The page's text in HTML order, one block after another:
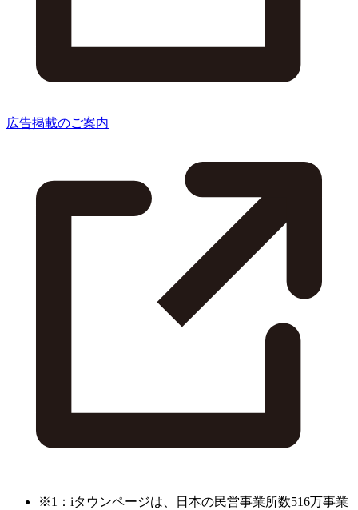
広告掲載のご案内
※1：iタウンページは、日本の民営事業所数516万事業